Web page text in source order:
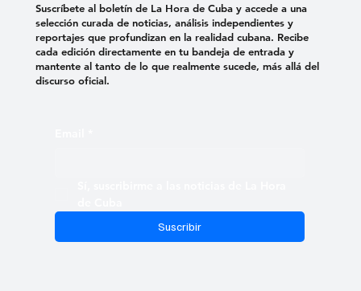
Suscribir
Suscríbete al boletín de La Hora de Cuba y accede a una
selección curada de noticias, análisis independientes y
reportajes que profundizan en la realidad cubana. Recibe
cada edición directamente en tu bandeja de entrada y
mantente al tanto de lo que realmente sucede, más allá del
discurso oficial.